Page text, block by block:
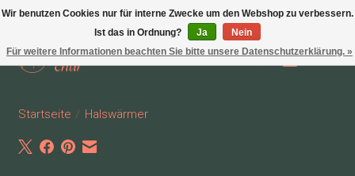
Wunschzettel
Ihr
Startseite / Halswärmer
Wir benutzen Cookies nur für interne Zwecke um den Webshop zu verbessern.
Ist das in Ordnung?
Ja
Nein
Für weitere Informationen beachten Sie bitte unsere Datenschutzerklärung. »